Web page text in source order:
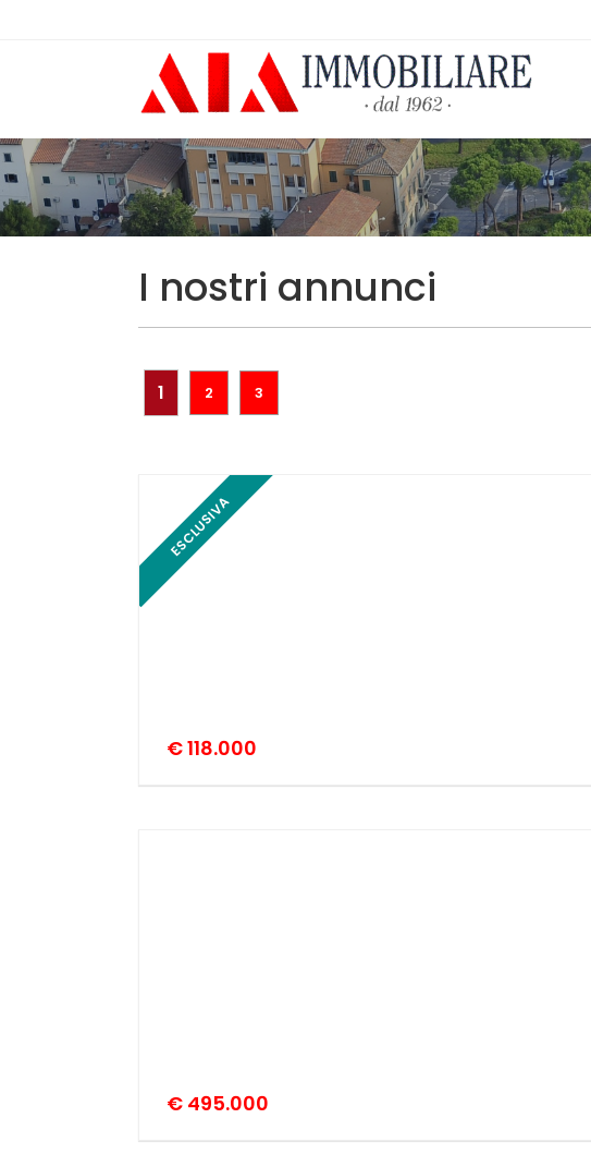
I nostri annunci
1 2 3
ESCLUSIVA
€ 118.000
€ 495.000